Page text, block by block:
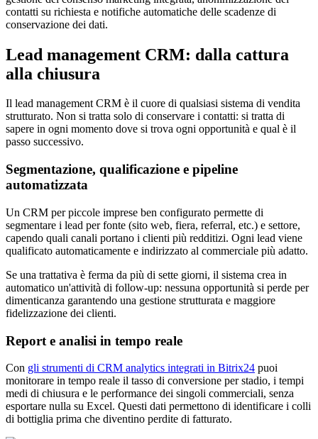
contatti su richiesta e notifiche automatiche delle scadenze di
conservazione dei dati.
Lead management CRM: dalla cattura
alla chiusura
Il lead management CRM è il cuore di qualsiasi sistema di vendita
strutturato. Non si tratta solo di conservare i contatti: si tratta di
sapere in ogni momento dove si trova ogni opportunità e qual è il
passo successivo.
Segmentazione, qualificazione e pipeline
automatizzata
Un CRM per piccole imprese ben configurato permette di
segmentare i lead per fonte (sito web, fiera, referral, etc.) e settore,
capendo quali canali portano i clienti più redditizi. Ogni lead viene
qualificato automaticamente e indirizzato al commerciale più adatto.
Se una trattativa è ferma da più di sette giorni, il sistema crea in
automatico un'attività di follow-up: nessuna opportunità si perde per
dimenticanza garantendo una gestione strutturata e maggiore
fidelizzazione dei clienti.
Report e analisi in tempo reale
Con gli strumenti di CRM analytics integrati in Bitrix24 puoi
monitorare in tempo reale il tasso di conversione per stadio, i tempi
medi di chiusura e le performance dei singoli commerciali, senza
esportare nulla su Excel. Questi dati permettono di identificare i colli
di bottiglia prima che diventino perdite di fatturato.